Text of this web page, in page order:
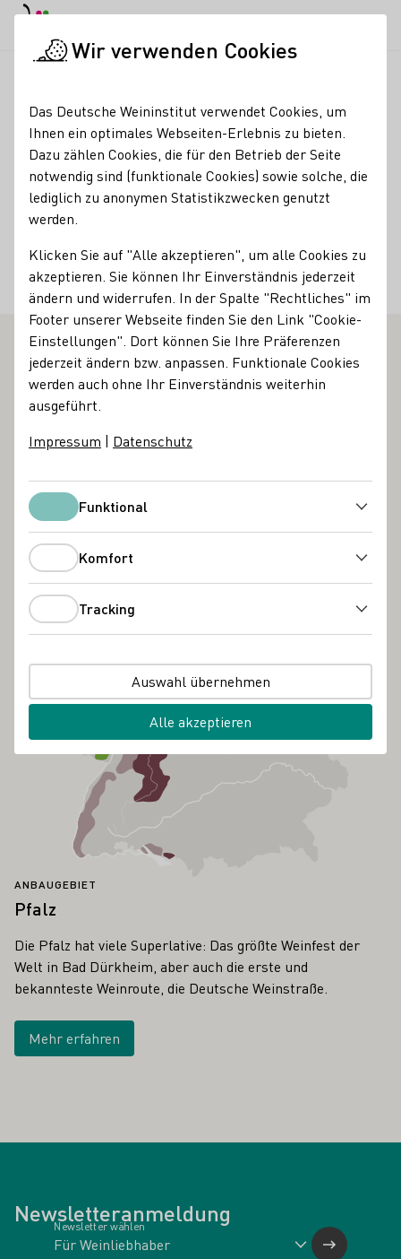
Oliver Zeter GbR
Kontakt
67433 Neustadt an der Weinstraße-Haardt Eichkehle 25
Pfalz Deutschland
ANBAUGEBIET
Pfalz
Die Pfalz hat viele Superlative: Das größte Weinfest der
Welt in Bad Dürkheim, aber auch die erste und
bekannteste Weinroute, die Deutsche Weinstraße.
Mehr erfahren
Newsletteranmeldung
Newsletter wählen
Wir verwenden Cookies
Das Deutsche Weininstitut verwendet Cookies, um
Ihnen ein optimales Webseiten-Erlebnis zu bieten.
Dazu zählen Cookies, die für den Betrieb der Seite
notwendig sind (funktionale Cookies) sowie solche, die
lediglich zu anonymen Statistikzwecken genutzt
werden.
Klicken Sie auf "Alle akzeptieren", um alle Cookies zu
akzeptieren. Sie können Ihr Einverständnis jederzeit
ändern und widerrufen. In der Spalte "Rechtliches" im
Footer unserer Webseite finden Sie den Link "Cookie-
Einstellungen". Dort können Sie Ihre Präferenzen
jederzeit ändern bzw. anpassen. Funktionale Cookies
werden auch ohne Ihr Einverständnis weiterhin
ausgeführt.
Impressum | Datenschutz
FunktionalFunktional
Komfort
Tracking
Auswahl übernehmen
Alle akzeptieren